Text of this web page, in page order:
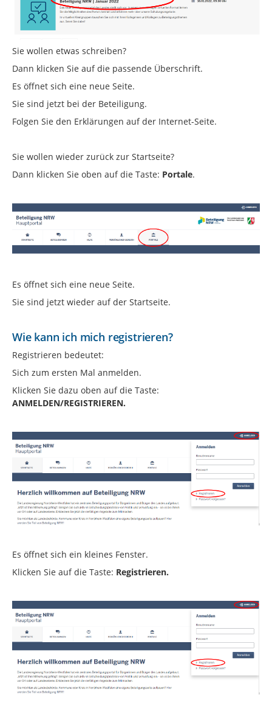
Sie wollen etwas schreiben?
Dann klicken Sie auf die passende Überschrift.
Es öffnet sich eine neue Seite.
Sie sind jetzt bei der Beteiligung.
Folgen Sie den Erklärungen auf der Internet-Seite.
Sie wollen wieder zurück zur Startseite?
Dann klicken Sie oben auf die Taste: Portale.
Es öffnet sich eine neue Seite.
Sie sind jetzt wieder auf der Startseite.
Wie kann ich mich registrieren?
Registrieren bedeutet:
Sich zum ersten Mal anmelden.
Klicken Sie dazu oben auf die Taste:
ANMELDEN/REGISTRIEREN.
Es öffnet sich ein kleines Fenster.
Klicken Sie auf die Taste: Registrieren.